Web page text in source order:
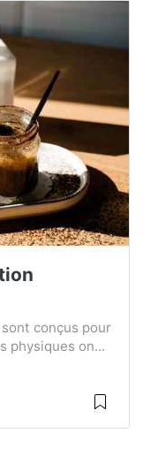
conçus pour
physiques on...